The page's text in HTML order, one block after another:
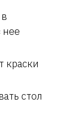
нее
краски
стол